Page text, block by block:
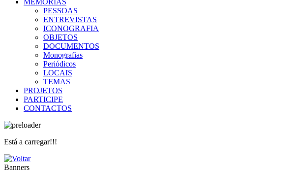
MEMÓRIAS
PESSOAS
ENTREVISTAS
ICONOGRAFIA
OBJETOS
DOCUMENTOS
Monografias
Periódicos
LOCAIS
TEMAS
PROJETOS
PARTICIPE
CONTACTOS
Está a carregar!!!
Banners